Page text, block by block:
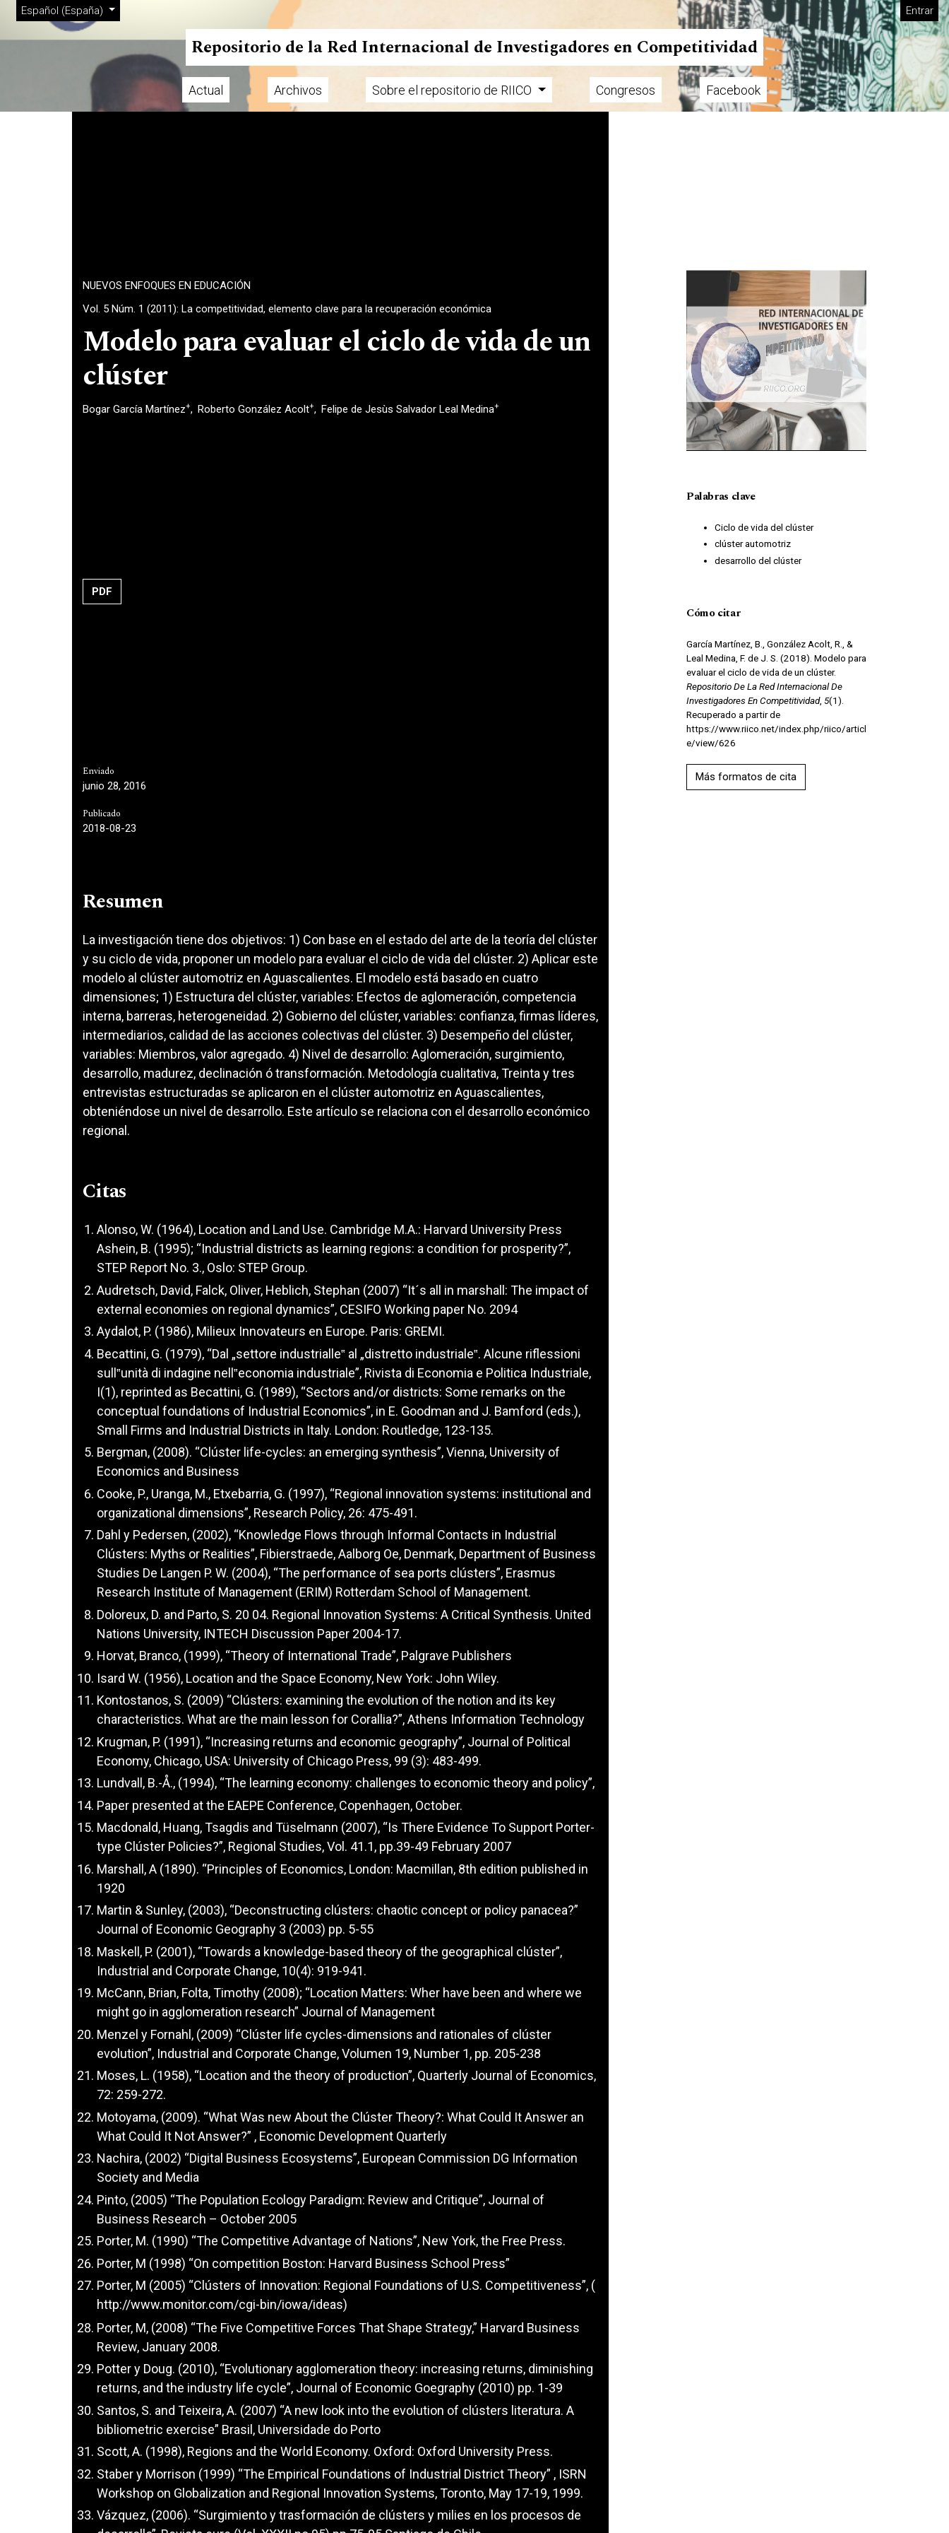
Ir al menú de navegación principal
Ir al contenido principal
Ir al pie de página del sitio
Cambiar el idioma. El actual es:
Español (España)
Menú de administración Entrar
Repositorio de la Red Internacional de Investigadores en Competitividad
Menú principal Actual Archivos Sobre el repositorio de RIICO Congresos Facebook
NUEVOS ENFOQUES EN EDUCACIÓN
Vol. 5 Núm. 1 (2011): La competitividad, elemento clave para la recuperación económica
Modelo para evaluar el ciclo de vida de un
clúster
Bogar García Martínez+ Roberto González Acolt+ Felipe de Jesùs Salvador Leal Medina+
PDF
Enviado
junio 28, 2016
Publicado
2018-08-23
Resumen
La investigación tiene dos objetivos: 1) Con base en el estado del arte de la teoría del clúster
y su ciclo de vida, proponer un modelo para evaluar el ciclo de vida del clúster. 2) Aplicar este
modelo al clúster automotriz en Aguascalientes. El modelo está basado en cuatro
dimensiones; 1) Estructura del clúster, variables: Efectos de aglomeración, competencia
interna, barreras, heterogeneidad. 2) Gobierno del clúster, variables: confianza, firmas líderes,
intermediarios, calidad de las acciones colectivas del clúster. 3) Desempeño del clúster,
variables: Miembros, valor agregado. 4) Nivel de desarrollo: Aglomeración, surgimiento,
desarrollo, madurez, declinación ó transformación. Metodología cualitativa, Treinta y tres
entrevistas estructuradas se aplicaron en el clúster automotriz en Aguascalientes,
obteniéndose un nivel de desarrollo. Este artículo se relaciona con el desarrollo económico
regional.
Citas
Alonso, W. (1964), Location and Land Use. Cambridge M.A.: Harvard University Press
Ashein, B. (1995); “Industrial districts as learning regions: a condition for prosperity?”,
STEP Report No. 3., Oslo: STEP Group.
Audretsch, David, Falck, Oliver, Heblich, Stephan (2007) “It´s all in marshall: The impact of
external economies on regional dynamics”, CESIFO Working paper No. 2094
Aydalot, P. (1986), Milieux Innovateurs en Europe. Paris: GREMI.
Becattini, G. (1979), “Dal „settore industrialle‟ al „distretto industriale‟. Alcune riflessioni
sull‟unità di indagine nell‟economia industriale”, Rivista di Economia e Politica Industriale,
I(1), reprinted as Becattini, G. (1989), “Sectors and/or districts: Some remarks on the
conceptual foundations of Industrial Economics”, in E. Goodman and J. Bamford (eds.),
Small Firms and Industrial Districts in Italy. London: Routledge, 123-135.
Bergman, (2008). “Clúster life-cycles: an emerging synthesis”, Vienna, University of
Economics and Business
Cooke, P., Uranga, M., Etxebarria, G. (1997), “Regional innovation systems: institutional and
organizational dimensions”, Research Policy, 26: 475-491.
Dahl y Pedersen, (2002), “Knowledge Flows through Informal Contacts in Industrial
Clústers: Myths or Realities”, Fibierstraede, Aalborg Oe, Denmark, Department of Business
Studies De Langen P. W. (2004), “The performance of sea ports clústers”, Erasmus
Research Institute of Management (ERIM) Rotterdam School of Management.
Doloreux, D. and Parto, S. 20 04. Regional Innovation Systems: A Critical Synthesis. United
Nations University, INTECH Discussion Paper 2004-17.
Horvat, Branco, (1999), “Theory of International Trade”, Palgrave Publishers
Isard W. (1956), Location and the Space Economy, New York: John Wiley.
Kontostanos, S. (2009) “Clústers: examining the evolution of the notion and its key
characteristics. What are the main lesson for Corallia?”, Athens Information Technology
Krugman, P. (1991), “Increasing returns and economic geography”, Journal of Political
Economy, Chicago, USA: University of Chicago Press, 99 (3): 483-499.
Lundvall, B.-Å., (1994), “The learning economy: challenges to economic theory and policy”,
Paper presented at the EAEPE Conference, Copenhagen, October.
Macdonald, Huang, Tsagdis and Tüselmann (2007), “Is There Evidence To Support Porter-
type Clúster Policies?”, Regional Studies, Vol. 41.1, pp.39-49 February 2007
Marshall, A (1890). “Principles of Economics, London: Macmillan, 8th edition published in
1920
Martin & Sunley, (2003), “Deconstructing clústers: chaotic concept or policy panacea?”
Journal of Economic Geography 3 (2003) pp. 5-55
Maskell, P. (2001), “Towards a knowledge-based theory of the geographical clúster”,
Industrial and Corporate Change, 10(4): 919-941.
McCann, Brian, Folta, Timothy (2008); “Location Matters: Wher have been and where we
might go in agglomeration research” Journal of Management
Menzel y Fornahl, (2009) “Clúster life cycles-dimensions and rationales of clúster
evolution”, Industrial and Corporate Change, Volumen 19, Number 1, pp. 205-238
Moses, L. (1958), “Location and the theory of production”, Quarterly Journal of Economics,
72: 259-272.
Motoyama, (2009). “What Was new About the Clúster Theory?: What Could It Answer an
What Could It Not Answer?” , Economic Development Quarterly
Nachira, (2002) “Digital Business Ecosystems”, European Commission DG Information
Society and Media
Pinto, (2005) “The Population Ecology Paradigm: Review and Critique”, Journal of
Business Research – October 2005
Porter, M. (1990) “The Competitive Advantage of Nations”, New York, the Free Press.
Porter, M (1998) “On competition Boston: Harvard Business School Press”
Porter, M (2005) “Clústers of Innovation: Regional Foundations of U.S. Competitiveness”, (
http://www.monitor.com/cgi-bin/iowa/ideas)
Porter, M, (2008) “The Five Competitive Forces That Shape Strategy,” Harvard Business
Review, January 2008.
Potter y Doug. (2010), “Evolutionary agglomeration theory: increasing returns, diminishing
returns, and the industry life cycle”, Journal of Economic Goegraphy (2010) pp. 1-39
Santos, S. and Teixeira, A. (2007) “A new look into the evolution of clústers literatura. A
bibliometric exercise” Brasil, Universidade do Porto
Scott, A. (1998), Regions and the World Economy. Oxford: Oxford University Press.
Staber y Morrison (1999) “The Empirical Foundations of Industrial District Theory” , ISRN
Workshop on Globalization and Regional Innovation Systems, Toronto, May 17-19, 1999.
Vázquez, (2006). “Surgimiento y trasformación de clústers y milies en los procesos de
Imagen de portada
Palabras clave
Ciclo de vida del clúster
clúster automotriz
desarrollo del clúster
Cómo citar
García Martínez, B., González Acolt, R., &
Leal Medina, F. de J. S. (2018). Modelo para
evaluar el ciclo de vida de un clúster.
Repositorio De La Red Internacional De
Investigadores En Competitividad, 5(1).
Recuperado a partir de
https://www.riico.net/index.php/riico/articl
e/view/626
Más formatos de cita